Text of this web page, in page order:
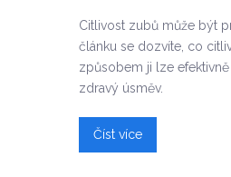
Citlivost zubů může být
článku se dozvíte, co
způsobem ji lze
zdravý úsměv.
Číst více